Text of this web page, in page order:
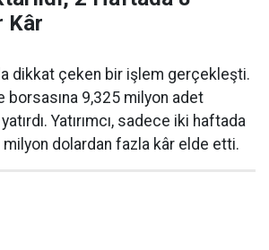
Kâr
dikkat çeken bir işlem gerçekleşti.
borsasına 9,325 milyon adet
Yatırımcı, sadece iki haftada
milyon dolardan fazla kâr elde etti.